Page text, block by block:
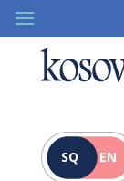
SQ EN